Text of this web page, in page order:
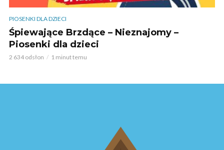
PIOSENKI DLA DZIECI
Śpiewające Brzdące – Nieznajomy –
Piosenki dla dzieci
2 634 odsłon 1 minut temu